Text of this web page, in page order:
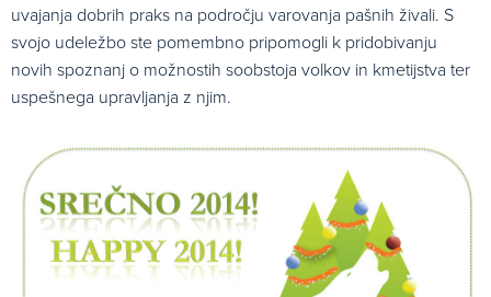
uvajanja dobrih praks na področju varovanja pašnih živali. S
svojo udeležbo ste pomembno pripomogli k pridobivanju
novih spoznanj o možnostih soobstoja volkov in kmetijstva ter
uspešnega upravljanja z njim.